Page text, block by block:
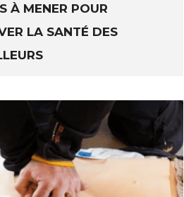
à mener pour
la santé des